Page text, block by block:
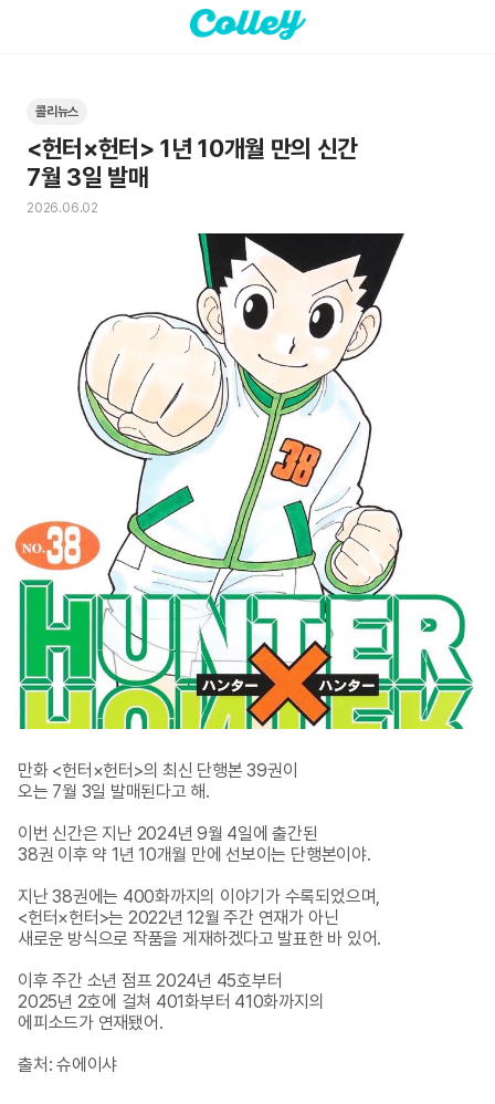
콜리뉴스
<헌터×헌터> 1년 10개월 만의 신간
7월 3일 발매
2026.06.02
만화 <헌터×헌터>의 최신 단행본 39권이
오는 7월 3일 발매된다고 해.
이번 신간은 지난 2024년 9월 4일에 출간된
38권 이후 약 1년 10개월 만에 선보이는 단행본이야.
지난 38권에는 400화까지의 이야기가 수록되었으며,
<헌터×헌터>는 2022년 12월 주간 연재가 아닌
새로운 방식으로 작품을 게재하겠다고 발표한 바 있어.
이후 주간 소년 점프 2024년 45호부터
2025년 2호에 걸쳐 401화부터 410화까지의
에피소드가 연재됐어.
출처: 슈에이샤